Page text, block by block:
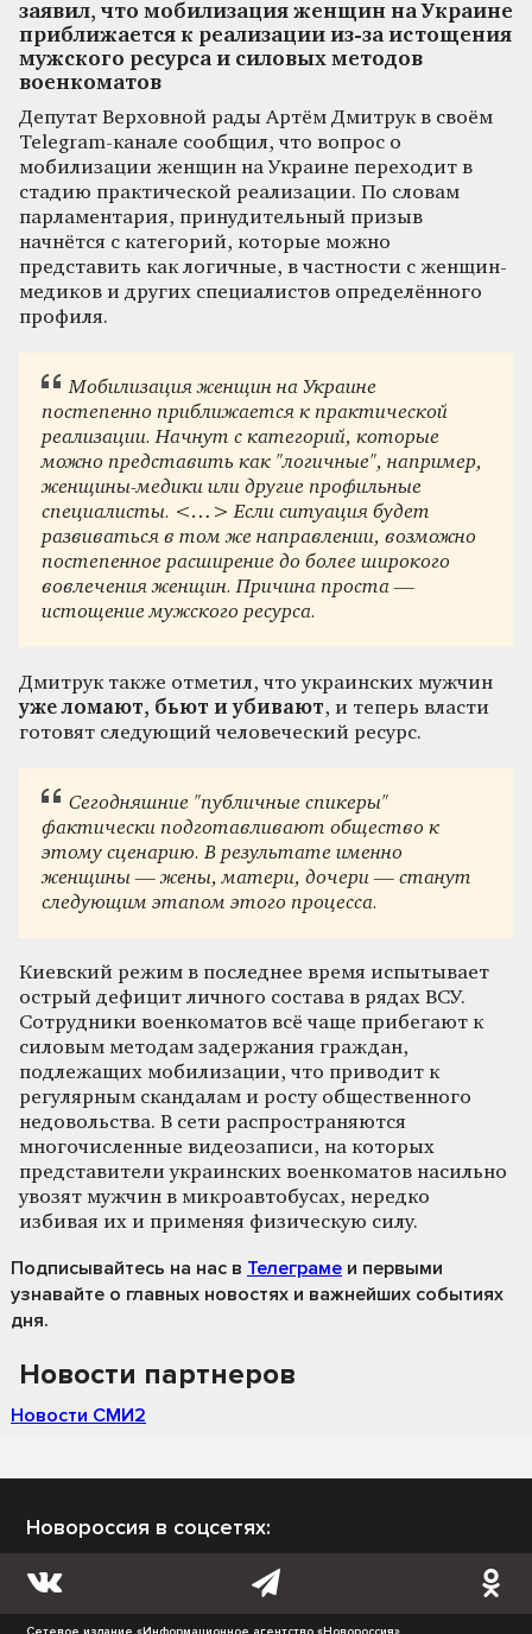
заявил, что мобилизация женщин на Украине
приближается к реализации из-за истощения
мужского ресурса и силовых методов
военкоматов
Депутат Верховной рады Артём Дмитрук в своём
Telegram-канале сообщил, что вопрос о
мобилизации женщин на Украине переходит в
стадию практической реализации. По словам
парламентария, принудительный призыв
начнётся с категорий, которые можно
представить как логичные, в частности с женщин-
медиков и других специалистов определённого
профиля.
Мобилизация женщин на Украине
постепенно приближается к практической
реализации. Начнут с категорий, которые
можно представить как "логичные", например,
женщины-медики или другие профильные
специалисты. <…> Если ситуация будет
развиваться в том же направлении, возможно
постепенное расширение до более широкого
вовлечения женщин. Причина проста —
истощение мужского ресурса.
Дмитрук также отметил, что украинских мужчин
уже ломают, бьют и убивают, и теперь власти
готовят следующий человеческий ресурс.
Сегодняшние "публичные спикеры"
фактически подготавливают общество к
этому сценарию. В результате именно
женщины — жены, матери, дочери — станут
следующим этапом этого процесса.
Киевский режим в последнее время испытывает
острый дефицит личного состава в рядах ВСУ.
Сотрудники военкоматов всё чаще прибегают к
силовым методам задержания граждан,
подлежащих мобилизации, что приводит к
регулярным скандалам и росту общественного
недовольства. В сети распространяются
многочисленные видеозаписи, на которых
представители украинских военкоматов насильно
увозят мужчин в микроавтобусах, нередко
избивая их и применяя физическую силу.
Подписывайтесь на нас в Телеграме и первыми
узнавайте о главных новостях и важнейших событиях
дня.
Новости партнеров
Новости СМИ2
Новороссия в соцсетях: